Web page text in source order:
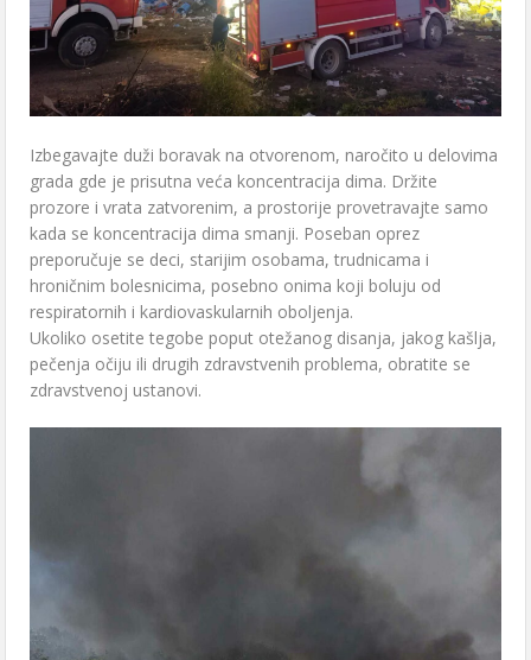
Izbegavajte duži boravak na otvorenom, naročito u delovima
grada gde je prisutna veća koncentracija dima. Držite
prozore i vrata zatvorenim, a prostorije provetravajte samo
kada se koncentracija dima smanji. Poseban oprez
preporučuje se deci, starijim osobama, trudnicama i
hroničnim bolesnicima, posebno onima koji boluju od
respiratornih i kardiovaskularnih oboljenja.
Ukoliko osetite tegobe poput otežanog disanja, jakog kašlja,
pečenja očiju ili drugih zdravstvenih problema, obratite se
zdravstvenoj ustanovi.